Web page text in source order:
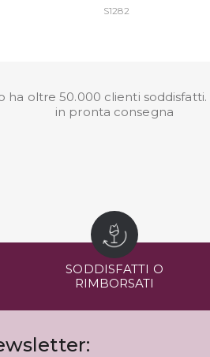
S1282
ha oltre 50.000 clienti
in pronta consegna
SODDISFATTI O
RIMBORSATI